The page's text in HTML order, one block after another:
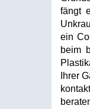
fängt
ein
beim
Ihrer